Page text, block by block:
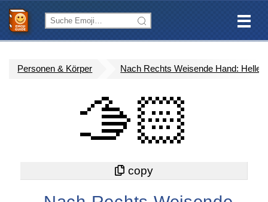
Personen & Körper Nach Rechts Weisende Hand: Helle
🫱🏻